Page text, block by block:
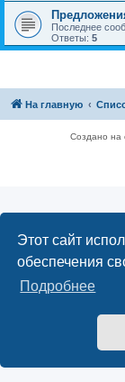
Этот сайт
обеспечения
Подробнее
Последнее
Ответы: 5
На главную
Создано на